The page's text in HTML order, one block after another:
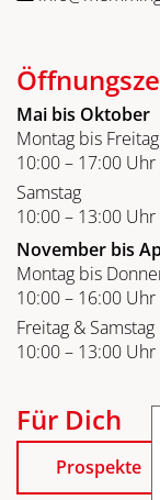
Mai bis Oktober
Montag bis Freitag
10:00 – 17:00 Uhr
Samstag
10:00 – 13:00 Uhr
November bis
Montag bis
10:00 – 16:00 Uhr
Freitag & Samstag
10:00 – 13:00 Uhr
Für Dich
Prospekte